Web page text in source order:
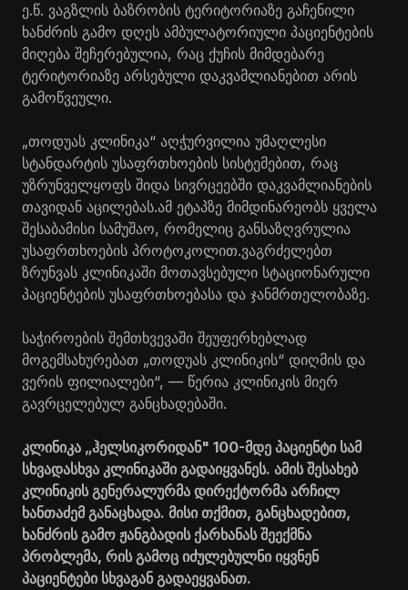
ე.წ. ვაგზლის ბაზრობის ტერიტორიაზე გაჩენილი
ხანძრის გამო დღეს ამბულატორიული პაციენტების
მიღება შეჩერებულია, რაც ქუჩის მიმდებარე
ტერიტორიაზე არსებული დაკვამლიანებით არის
გამოწვეული.
„თოდუას კლინიკა“ აღჭურვილია უმაღლესი
სტანდარტის უსაფრთხოების სისტემებით, რაც
უზრუნველყოფს შიდა სივრცეებში დაკვამლიანების
თავიდან აცილებას.ამ ეტაპზე მიმდინარეობს ყველა
შესაბამისი სამუშაო, რომელიც განსაზღვრულია
უსაფრთხოების პროტოკოლით.ვაგრძელებთ
ზრუნვას კლინიკაში მოთავსებული სტაციონარული
პაციენტების უსაფრთხოებასა და ჯანმრთელობაზე.
საჭიროების შემთხვევაში შეუფერხებლად
მოგემსახურებათ „თოდუას კლინიკის“ დიღმის და
ვერის ფილიალები“, — წერია კლინიკის მიერ
გავრცელებულ განცხადებაში.
კლინიკა „ჰელსიკორიდან" 100-მდე პაციენტი სამ
სხვადასხვა კლინიკაში გადაიყვანეს. ამის შესახებ
კლინიკის გენერალურმა დირექტორმა არჩილ
ხანთაძემ განაცხადა. მისი თქმით, განცხადებით,
ხანძრის გამო ჟანგბადის ქარხანას შეექმნა
პრობლემა, რის გამოც იძულებულნი იყვნენ
პაციენტები სხვაგან გადაეყვანათ.